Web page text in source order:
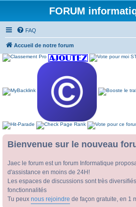
FORUM
FAQ
Accueil de notre forum
Bienvenue sur le nouveau
Jaec le forum est un forum Informatique
d'assistance en moins de 24H!
Les espaces de discussions sont très
fonctionnalités
Tu peux nous rejoindre de façon gratuite, en 1